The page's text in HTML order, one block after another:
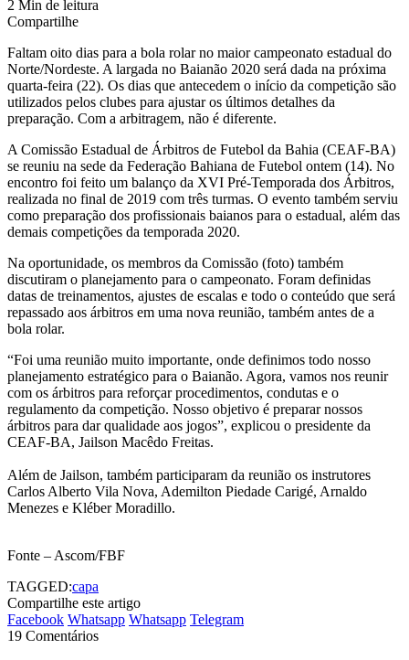
2 Min de leitura
Compartilhe
Faltam oito dias para a bola rolar no maior campeonato estadual do
Norte/Nordeste. A largada no Baianão 2020 será dada na próxima
quarta-feira (22). Os dias que antecedem o início da competição são
utilizados pelos clubes para ajustar os últimos detalhes da
preparação. Com a arbitragem, não é diferente.
A Comissão Estadual de Árbitros de Futebol da Bahia (CEAF-BA)
se reuniu na sede da Federação Bahiana de Futebol ontem (14). No
encontro foi feito um balanço da XVI Pré-Temporada dos Árbitros,
realizada no final de 2019 com três turmas. O evento também serviu
como preparação dos profissionais baianos para o estadual, além das
demais competições da temporada 2020.
Na oportunidade, os membros da Comissão (foto) também
discutiram o planejamento para o campeonato. Foram definidas
datas de treinamentos, ajustes de escalas e todo o conteúdo que será
repassado aos árbitros em uma nova reunião, também antes de a
bola rolar.
“Foi uma reunião muito importante, onde definimos todo nosso
planejamento estratégico para o Baianão. Agora, vamos nos reunir
com os árbitros para reforçar procedimentos, condutas e o
regulamento da competição. Nosso objetivo é preparar nossos
árbitros para dar qualidade aos jogos”, explicou o presidente da
CEAF-BA, Jailson Macêdo Freitas.
Além de Jailson, também participaram da reunião os instrutores
Carlos Alberto Vila Nova, Ademilton Piedade Carigé, Arnaldo
Menezes e Kléber Moradillo.
Fonte – Ascom/FBF
TAGGED:capa
Compartilhe este artigo
Facebook Whatsapp Whatsapp Telegram
19 Comentários